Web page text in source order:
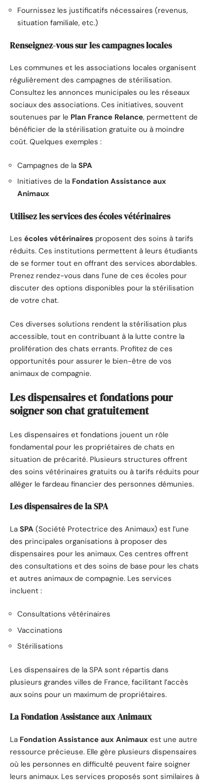
Fournissez les justificatifs nécessaires (revenus,
situation familiale, etc.)
Renseignez-vous sur les campagnes locales
Les communes et les associations locales organisent
régulièrement des campagnes de stérilisation.
Consultez les annonces municipales ou les réseaux
sociaux des associations. Ces initiatives, souvent
soutenues par le Plan France Relance, permettent de
bénéficier de la stérilisation gratuite ou à moindre
coût. Quelques exemples :
Campagnes de la SPA
Initiatives de la Fondation Assistance aux
Animaux
Utilisez les services des écoles vétérinaires
Les écoles vétérinaires proposent des soins à tarifs
réduits. Ces institutions permettent à leurs étudiants
de se former tout en offrant des services abordables.
Prenez rendez-vous dans l’une de ces écoles pour
discuter des options disponibles pour la stérilisation
de votre chat.
Ces diverses solutions rendent la stérilisation plus
accessible, tout en contribuant à la lutte contre la
prolifération des chats errants. Profitez de ces
opportunités pour assurer le bien-être de vos
animaux de compagnie.
Les dispensaires et fondations pour
soigner son chat gratuitement
Les dispensaires et fondations jouent un rôle
fondamental pour les propriétaires de chats en
situation de précarité. Plusieurs structures offrent
des soins vétérinaires gratuits ou à tarifs réduits pour
alléger le fardeau financier des personnes démunies.
Les dispensaires de la SPA
La SPA (Société Protectrice des Animaux) est l’une
des principales organisations à proposer des
dispensaires pour les animaux. Ces centres offrent
des consultations et des soins de base pour les chats
et autres animaux de compagnie. Les services
incluent :
Consultations vétérinaires
Vaccinations
Stérilisations
Les dispensaires de la SPA sont répartis dans
plusieurs grandes villes de France, facilitant l’accès
aux soins pour un maximum de propriétaires.
La Fondation Assistance aux Animaux
La Fondation Assistance aux Animaux est une autre
ressource précieuse. Elle gère plusieurs dispensaires
où les personnes en difficulté peuvent faire soigner
leurs animaux. Les services proposés sont similaires à